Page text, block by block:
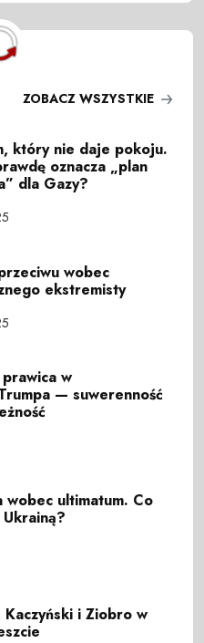
ZOBACZ WSZYSTKIE
który nie daje pokoju.
oznacza „plan
dla Gazy?
wobec
ekstremisty
w
— suwerenność
wobec ultimatum. Co
Kaczyński i Ziobro w